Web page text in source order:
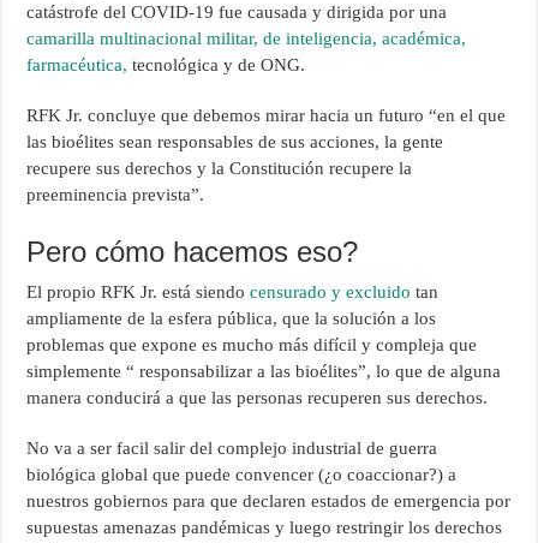
catástrofe del COVID-19 fue causada y dirigida por una
camarilla multinacional militar, de inteligencia, académica,
farmacéutica, tecnológica y de ONG.
RFK Jr. concluye que debemos mirar hacia un futuro “en el que
las bioélites sean responsables de sus acciones, la gente
recupere sus derechos y la Constitución recupere la
preeminencia prevista”.
Pero cómo hacemos eso?
El propio RFK Jr. está siendocensurado y excluido tan
ampliamente de la esfera pública, que la solución a los
problemas que expone es mucho más difícil y compleja que
simplemente “ responsabilizar a las bioélites”, lo que de alguna
manera conducirá a que las personas recuperen sus derechos.
No va a ser facil salir del complejo industrial de guerra
biológica global que puede convencer (¿o coaccionar?) a
nuestros gobiernos para que declaren estados de emergencia por
supuestas amenazas pandémicas y luego restringir los derechos